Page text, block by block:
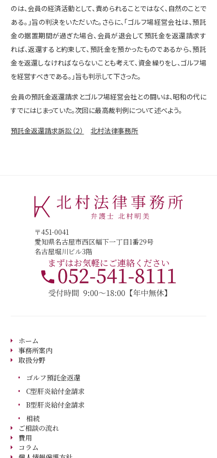
のは、会員の経済活動として、責められることではなく、自然のことで
ある。」旨の判決をいただいた。さらに、「ゴルフ場経営会社は、預託
金の据置期間が過ぎた場合、会員が退会して預託金を返還請求す
れば、返還すると約束して、預託金を預かったものであるから、預託
金を返還しなければならないことも考えて、資金繰りをし、ゴルフ場
を経営すべきである。」旨も判示して下さった。
会員の預託金返還請求とゴルフ場経営会社との闘いは、昭和の代に
すでにはじまっていた。次回に最高裁判例について述べよう。
預託金返還請求訴訟（２） 北村法律事務所
〒451-0041
愛知県名古屋市西区幅下一丁目1番29号
名古屋堀川ビル3階
まずはお気軽にご連絡ください
ホーム
事務所案内
取扱分野
ゴルフ預託金返還
C型肝炎給付金請求
B型肝炎給付金請求
相続
ご相談の流れ
費用
コラム